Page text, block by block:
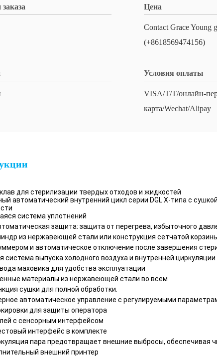
Цена
Contact Grace Young
(+8618569474156)
Условия оплаты
VISA/T/T/онлайн-
карта/Wechat/Alipay
для стерилизации твердых отходов и жидкостей
автоматический внутренний цикл серии DGL X-типа с сушкой
система уплотнений
защита: защита от перегрева, избыточного
из нержавеющей стали или конструкция сетчатой
и автоматическое отключение после завершения
система выпуска холодного воздуха и внутренней циркуляции
маховика для удобства эксплуатации
материалы из нержавеющей стали во всем
сушки для полной обработки.
автоматическое управление с регулируемыми
для защиты оператора
с сенсорным интерфейсом
интерфейс в комплекте
пара предотвращает внешние выбросы, обеспечивая
внешний принтер